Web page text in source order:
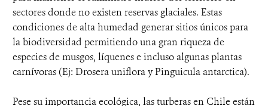
sectores donde no existen reservas glaciales. Estas
condiciones de alta humedad generar sitios únicos para
la biodiversidad permitiendo una gran riqueza de
especies de musgos, líquenes e incluso algunas plantas
carnívoras (Ej: Drosera uniflora y Pinguicula antarctica).
Pese su importancia ecológica, las turberas en Chile están